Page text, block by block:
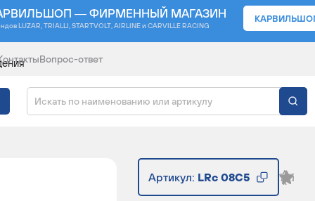
— ФИРМЕННЫЙ МАГАЗИН
LUZAR, TRIALLI, STARTVOLT, AIRLINE и CARVILLE RACING
Вопрос-ответ
ДЛЯ
Артикул: LRc 08C5